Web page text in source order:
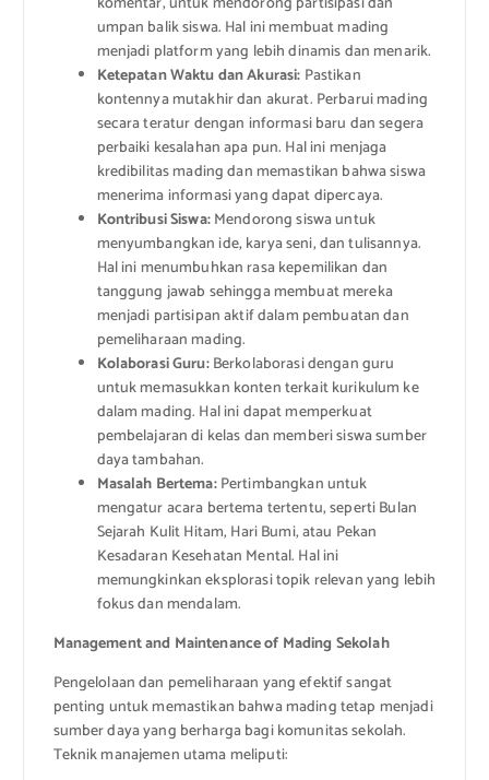
umpan balik siswa. Hal ini membuat mading
menjadi platform yang lebih dinamis dan menarik.
Ketepatan Waktu dan Akurasi: Pastikan
kontennya mutakhir dan akurat. Perbarui mading
secara teratur dengan informasi baru dan segera
perbaiki kesalahan apa pun. Hal ini menjaga
kredibilitas mading dan memastikan bahwa siswa
menerima informasi yang dapat dipercaya.
Kontribusi Siswa:Mendorong siswa untuk
menyumbangkan ide, karya seni, dan tulisannya.
Hal ini menumbuhkan rasa kepemilikan dan
tanggung jawab sehingga membuat mereka
menjadi partisipan aktif dalam pembuatan dan
pemeliharaan mading.
Kolaborasi Guru:Berkolaborasi dengan guru
untuk memasukkan konten terkait kurikulum ke
dalam mading. Hal ini dapat memperkuat
pembelajaran di kelas dan memberi siswa sumber
daya tambahan.
Masalah Bertema:Pertimbangkan untuk
mengatur acara bertema tertentu, seperti Bulan
Sejarah Kulit Hitam, Hari Bumi, atau Pekan
Kesadaran Kesehatan Mental. Hal ini
memungkinkan eksplorasi topik relevan yang lebih
fokus dan mendalam.
Management and Maintenance of Mading Sekolah
Pengelolaan dan pemeliharaan yang efektif sangat
penting untuk memastikan bahwa mading tetap menjadi
sumber daya yang berharga bagi komunitas sekolah.
Teknik manajemen utama meliputi: